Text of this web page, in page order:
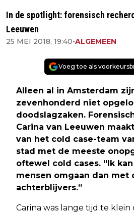
In de spotlight: forensisch
Leeuwen
25 MEI 2018, 19:40•ALGEMEEN
Voeg toe als
Alleen al in Amsterdam
zevenhonderd niet
doodslagzaken.
Carina van Leeuwen
van het cold case-team
stad met de meeste
oftewel cold cases. “Ik
mensen omgaan dan met
achterblijvers.”
Carina was lange tijd te